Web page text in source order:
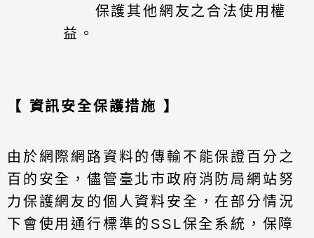
保護其他網友之合法使用權
益。
【 資訊安全保護措施 】
由於網際網路資料的傳輸不能保證百分之
百的安全，儘管臺北市政府消防局網站努
力保護網友的個人資料安全，在部分情況
下會使用通行標準的SSL保全系統，保障